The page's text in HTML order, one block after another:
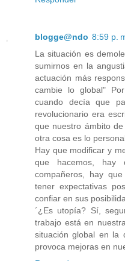
blogge@ndo 8:59 p.
La situación es
sumirnos en la
actuación más
cambie lo global"
cuando decía que
revolucionario era
que nuestro ámbito
otra cosa es lo
Hay que modificar y
que hacemos,
compañeros, hay
tener expectativas
confiar en sus
´¿Es utopía? Sí,
trabajo está en
situación global en la
provoca mejoras en